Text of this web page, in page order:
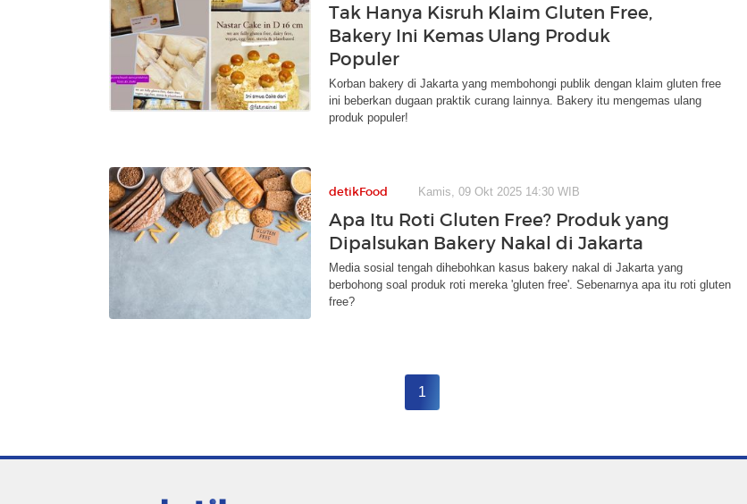
Tak Hanya Kisruh Klaim Gluten Free,
Bakery Ini Kemas Ulang Produk
Populer
Korban bakery di Jakarta yang membohongi publik dengan klaim gluten free
ini beberkan dugaan praktik curang lainnya. Bakery itu mengemas ulang
produk populer!
detikFood Kamis, 09 Okt 2025 14:30 WIB
Apa Itu Roti Gluten Free? Produk yang
Dipalsukan Bakery Nakal di Jakarta
Media sosial tengah dihebohkan kasus bakery nakal di Jakarta yang
berbohong soal produk roti mereka 'gluten free'. Sebenarnya apa itu roti gluten
free?
1